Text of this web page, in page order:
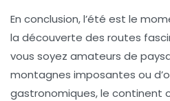
En conclusion, l’été est le
la découverte des routes
vous soyez amateurs de
montagnes imposantes ou
gastronomiques, le continent